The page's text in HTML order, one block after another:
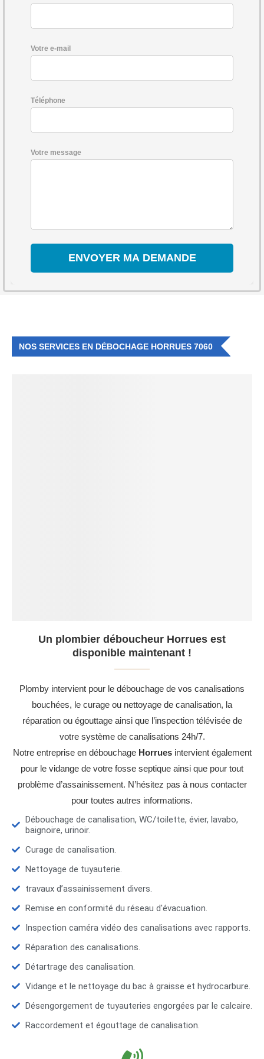
Votre e-mail
Téléphone
Votre message
NOS SERVICES EN DÉBOCHAGE HORRUES 7060
Un plombier déboucheur Horrues est
disponible maintenant !
Plomby intervient pour le débouchage de vos canalisations
bouchées, le curage ou nettoyage de canalisation, la
réparation ou égouttage ainsi que l’inspection télévisée de
votre système de canalisations 24h/7.
Notre entreprise en débouchage Horruesintervient également
pour le vidange de votre fosse septique ainsi que pour tout
problème d’assainissement. N’hésitez pas à nous contacter
pour toutes autres informations.
Débouchage de canalisation, WC/toilette, évier, lavabo,
baignoire, urinoir.
Curage de canalisation.
Nettoyage de tuyauterie.
travaux d’assainissement divers.
Remise en conformité du réseau d'évacuation.
Inspection caméra vidéo des canalisations avec rapports.
Réparation des canalisations.
Détartrage des canalisation.
Vidange et le nettoyage du bac à graisse et hydrocarbure.
Désengorgement de tuyauteries engorgées par le calcaire.
Raccordement et égouttage de canalisation.